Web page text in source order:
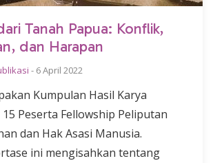
Tanah Papua: Konflik,
dan Harapan
- 6 April 2022
Kumpulan Hasil Karya
Peserta Fellowship Peliputan
dan Hak Asasi Manusia.
ini mengisahkan tentang